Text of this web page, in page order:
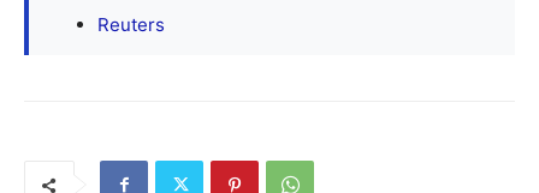
Reuters